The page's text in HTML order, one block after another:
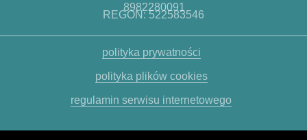
8982280091
REGON: 522583546
polityka prywatności
polityka plików cookies
regulamin serwisu internetowego